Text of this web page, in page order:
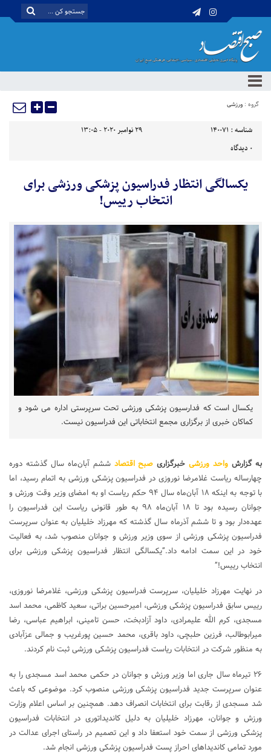
گروه : ورزشی
شناسه : 140071
29 نوامبر 2020 - 13:05
0 دیدگاه
یکسالگی انتظار فدراسیون پزشکی ورزشی برای
انتخاب رییس!
یکسال است که فدارسیون پزشکی ورزشی تحت سرپرستی اداره می شود و
کماکان خبری از برگزاری مجمع انتخاباتی این فدراسیون نیست.
به گزارش واحد ورزشی خبرگزاری صبح اقتصاد ششم آبان‌ماه سال گذشته دوره
چهارساله ریاست غلامرضا نوروزی در فدراسیون پزشکی ورزشی به اتمام رسید، اما
با توجه به اینکه ۱۸ آبان‌ماه سال ۹۴ حکم ریاست او به امضای وزیر وقت ورزش و
جوانان رسیده بود تا ۱۸ آبان‌ماه ۹۸ به طور قانونی ریاست این فدراسیون را
عهده‌دار بود و تا ششم آذرماه سال گذشته که مهرزاد خلیلیان به عنوان سرپرست
فدراسیون پزشکی ورزشی از سوی وزیر ورزش و جوانان منصوب شد، به فعالیت
خود در این سمت ادامه داد.”یکسالگی انتظار فدراسیون پزشکی ورزشی برای
انتخاب رییس!”
در نهایت مهرزاد خلیلیان، سرپرست فدراسیون پزشکی ورزشی، غلامرضا نوروزی،
رییس سابق فدراسیون پزشکی ورزشی، امیرحسین براتی، سعید کاظمی، محمد اسد
مسجدی، کرم الله علیمرادی، داود آزادبخت، حسن تامینی، ابراهیم عباسی، رضا
میرابوطالب، فرزین حلبچی، داود باقری، محمد حسین پورغریب و جمالی عزآبادی
به منظور شرکت در انتخابات ریاست فدراسیون پزشکی ورزشی ثبت نام کردند.
۲۶ تیرماه سال جاری اما وزیر ورزش و جوانان در حکمی محمد اسد مسجدی را به
عنوان سرپرست جدید فدراسیون پزشکی ورزشی منصوب کرد. موضوعی که باعث
شد مسجدی از رقابت برای انتخابات انصراف دهد. همچنین بر اساس اعلام وزارت
ورزش و جوانان، مهرزاد خلیلیان به دلیل کاندیداتوری در انتخابات فدراسیون
پزشکی ورزشی از سمت خود استعفا داد و این تصمیم در راستای اجرای عدالت در
مورد تمامی کاندیداهای احراز پست فدراسیون پزشکی ورزشی انجام شد.